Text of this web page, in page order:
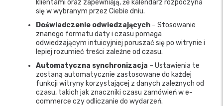
klientami oraz zapewniają, że kalendarz rozpoczyna
się w wybranym przez Ciebie dniu.
Doświadczenie odwiedzających – Stosowanie
znanego formatu daty i czasu pomaga
odwiedzającym intuicyjniej poruszać się po witrynie i
lepiej rozumieć treści zależne od czasu.
Automatyczna synchronizacja – Ustawienia te
zostaną automatycznie zastosowane do każdej
funkcji witryny korzystającej z danych zależnych od
czasu, takich jak znaczniki czasu zamówień w e-
commerce czy odliczanie do wydarzeń.